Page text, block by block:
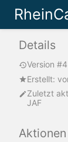
Details
Version #4
Erstellt:
Zuletzt
JAF
Aktionen